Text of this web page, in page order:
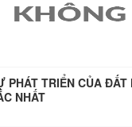
PHÁT TRIỂN CỦA
NHẤT